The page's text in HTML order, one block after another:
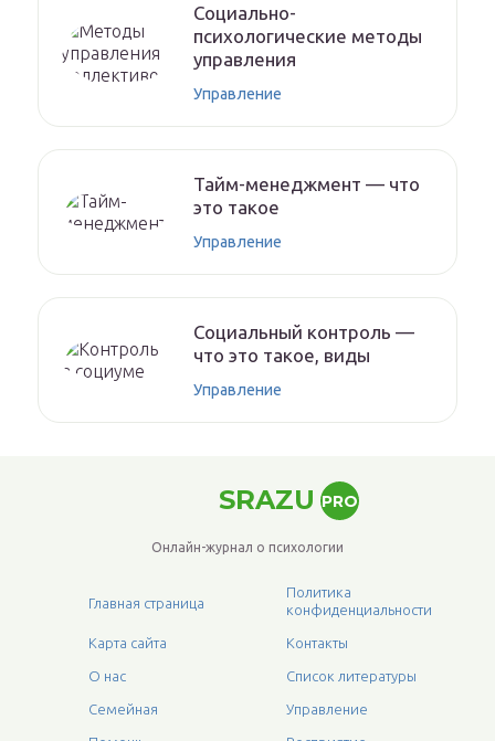
Социально-
психологические методы
управления
Управление
Тайм-менеджмент — что
это такое
Управление
Социальный контроль —
что это такое, виды
Управление
SRAZU PRO
Онлайн-журнал о психологии
Главная страница
Политика
конфиденциальности
Карта сайта Контакты
О нас Список литературы
Семейная Управление